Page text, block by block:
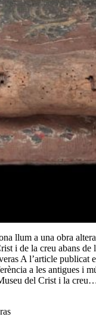
llum a una obra
i de la creu abans de
A l’article publicat
a les antigues i
del Crist i la